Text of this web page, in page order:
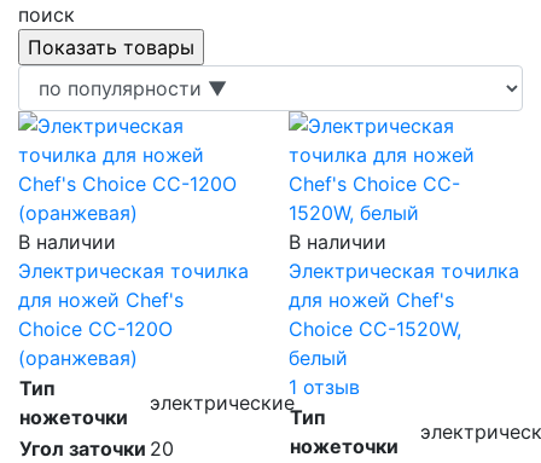
поиск
В наличии
Электрическая точилка
для ножей Chef's
Choice CC-120O
(оранжевая)
Тип
ножеточки
электрические
Угол заточки 20
В наличии
Электрическая точилка
для ножей Chef's
Choice CC-1520W,
белый
1 отзыв
Тип
ножеточки